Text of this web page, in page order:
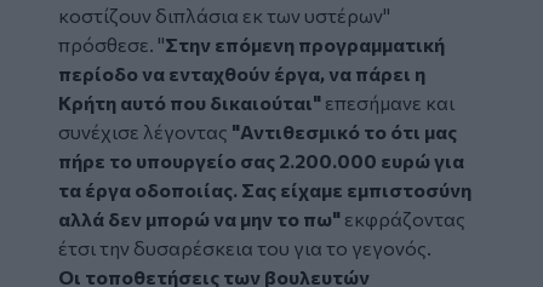
κοστίζουν διπλάσια εκ των υστέρων"
πρόσθεσε. "Στην επόμενη προγραμματική
περίοδο να ενταχθούν έργα, να πάρει η
Κρήτη αυτό που δικαιούται" επεσήμανε και
συνέχισε λέγοντας "Αντιθεσμικό το ότι μας
πήρε το υπουργείο σας 2.200.000 ευρώ για
τα έργα οδοποιίας. Σας είχαμε εμπιστοσύνη
αλλά δεν μπορώ να μην το πω" εκφράζοντας
έτσι την δυσαρέσκεια του για το γεγονός.
Οι τοποθετήσεις των βουλευτών